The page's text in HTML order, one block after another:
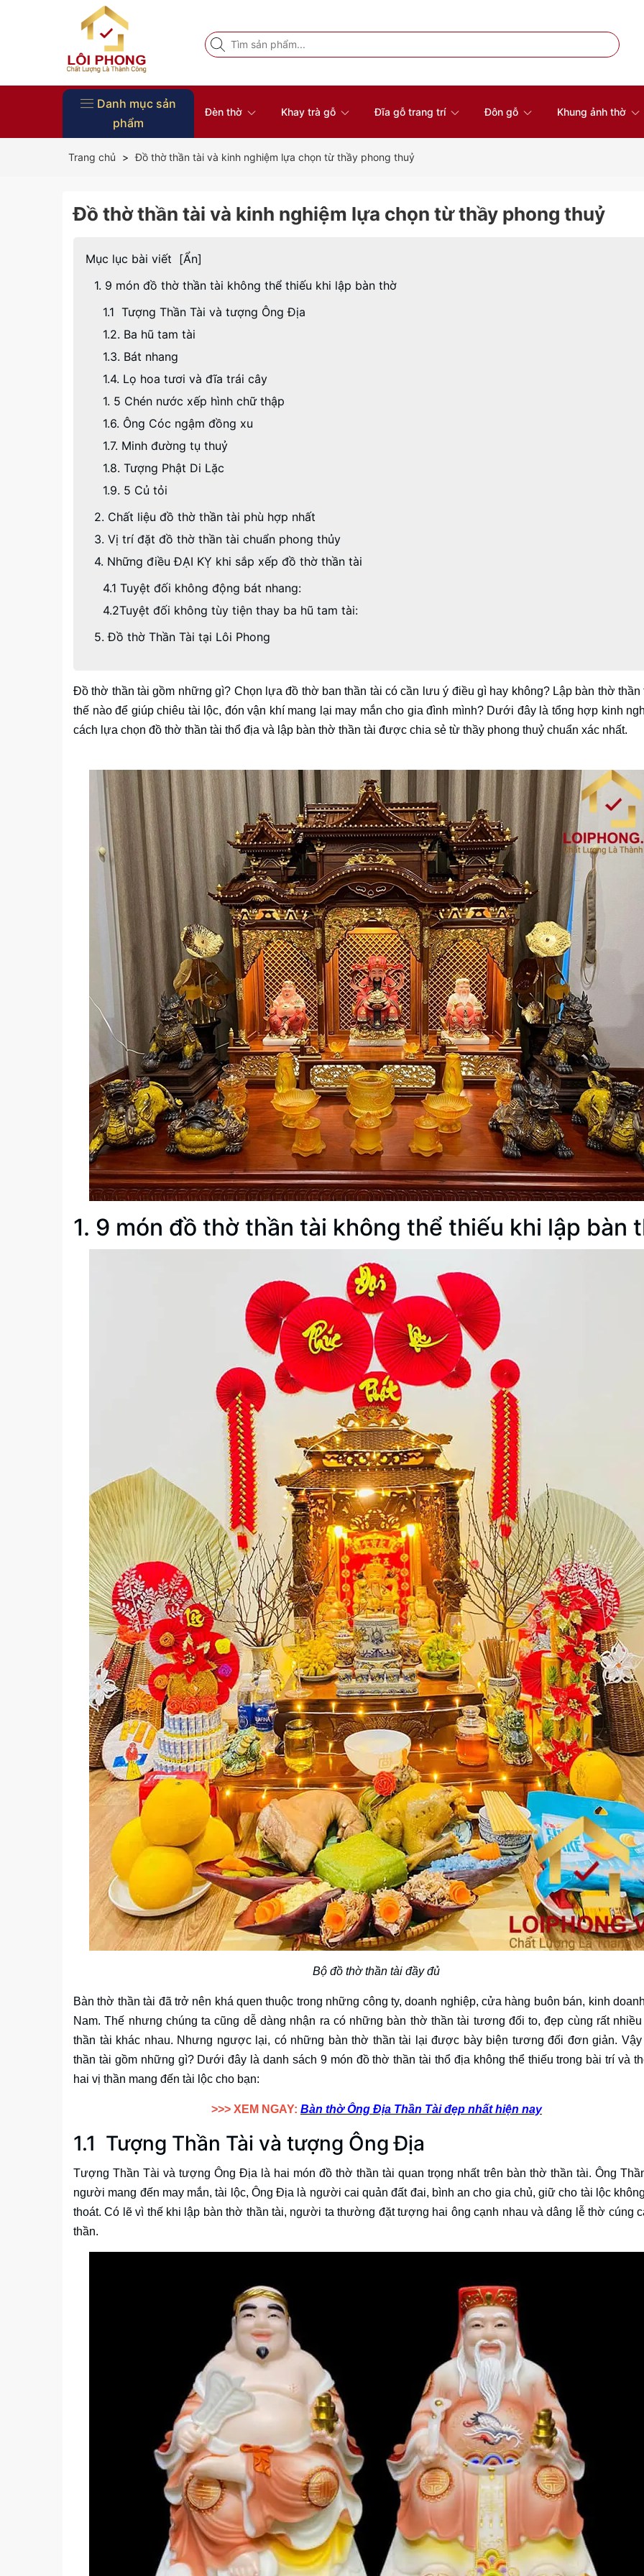
Danh mục sản
phẩm
Đèn thờ Khay trà gỗ Đĩa gỗ trang trí Đôn gỗ Khung ảnh thờ
Trang chủ Đồ thờ thần tài và kinh nghiệm lựa chọn từ thầy phong thuỷ
Đồ thờ thần tài và kinh nghiệm lựa chọn từ thầy phong thuỷ
Mục lục bài viết [Ẩn]
1. 9 món đồ thờ thần tài không thể thiếu khi lập bàn thờ
1.1 Tượng Thần Tài và tượng Ông Địa
1.2. Ba hũ tam tài
1.3. Bát nhang
1.4. Lọ hoa tươi và đĩa trái cây
1. 5 Chén nước xếp hình chữ thập
1.6. Ông Cóc ngậm đồng xu
1.7. Minh đường tụ thuỷ
1.8. Tượng Phật Di Lặc
1.9. 5 Củ tỏi
2. Chất liệu đồ thờ thần tài phù hợp nhất
3. Vị trí đặt đồ thờ thần tài chuẩn phong thủy
4. Những điều ĐẠI KỴ khi sắp xếp đồ thờ thần tài
4.1 Tuyệt đối không động bát nhang:
4.2Tuyệt đối không tùy tiện thay ba hũ tam tài:
5. Đồ thờ Thần Tài tại Lôi Phong
Đồ thờ thần tài gồm những gì? Chọn lựa đồ thờ ban thần tài có cần lưu ý điều gì hay không? Lập bàn thờ thần
thế nào để giúp chiêu tài lộc, đón vận khí mang lại may mắn cho gia đình mình? Dưới đây là tổng hợp kinh
cách lựa chọn đồ thờ thần tài thổ địa và lập bàn thờ thần tài được chia sẻ từ thầy phong thuỷ chuẩn xác nhất.
1. 9 món đồ thờ thần tài không thể thiếu khi lập bàn
Bộ đồ thờ thần tài đầy đủ
Bàn thờ thần tài đã trở nên khá quen thuộc trong những công ty, doanh nghiệp, cửa hàng buôn bán, kinh
Nam. Thế nhưng chúng ta cũng dễ dàng nhận ra có những bàn thờ thần tài tương đối to, đẹp cùng rất
thần tài khác nhau. Nhưng ngược lại, có những bàn thờ thần tài lại được bày biện tương đối đơn giản.
thần tài gồm những gì? Dưới đây là danh sách 9 món đồ thờ thần tài thổ địa không thể thiếu trong bài trí và
hai vị thần mang đến tài lộc cho bạn:
>>> XEM NGAY: Bàn thờ Ông Địa Thần Tài đẹp nhất hiện nay
1.1 Tượng Thần Tài và tượng Ông Địa
Tượng Thần Tài và tượng Ông Địa là hai món đồ thờ thần tài quan trọng nhất trên bàn thờ thần tài. Ông
người mang đến may mắn, tài lộc, Ông Địa là người cai quản đất đai, bình an cho gia chủ, giữ cho tài lộc
thoát. Có lẽ vì thế khi lập bàn thờ thần tài, người ta thường đặt tượng hai ông cạnh nhau và dâng lễ thờ cúng
thần.